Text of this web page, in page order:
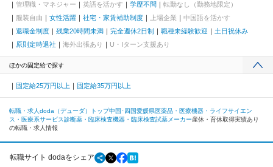
管理職・マネジャー
英語を活かす 学歴不問
転勤なし（勤務地限定）
服装自由
女性活躍 社宅・家賃補助制度 上場企業
中国語を活かす
退職金制度
残業20時間未満 完全週休2日制 職種未経験歓迎
土日祝休み
原則定時退社
海外出張あり U・Iターン支援あり
ほかの固定給で探す
固定給25万円以上 固定給35万円以上
転職・求人doda（デューダ）トップ中国･四国愛媛県医薬品・医療機器・ライフサイエン
ス・医療系サービス診断薬・臨床検査機器・臨床検査試薬メーカー産休・育休取得実績あり
の転職・求人情報
転職サイト dodaをシェア